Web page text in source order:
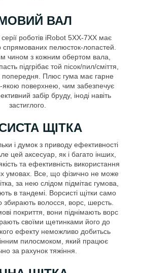
ВАЛ
роботів iRobot 5XX-7XX має
пелюсток-лопастей.
чином з кожним обертом вала,
підгрібає той пісок/пил/сміття,
попередня. Плюс гума має гарне
якою поверхнею, чим забезпечує
забір бруду, іноді навіть
застиглого.
ЩІТКА
і думок з приводу ефективності
цей аксесуар, як і багато інших,
та ефективність використання
умовах. Все, що фізично не може
за нею слідом підмітає гумова,
в тандемі. Ворсисті щітки само
волосся, ворс, шерсть.
покриття, вони піднімають ворс
своїми щетинками його до
ефекту неможливо добитьсь
пилосмоком, який працює
за рахунок тяжіння.